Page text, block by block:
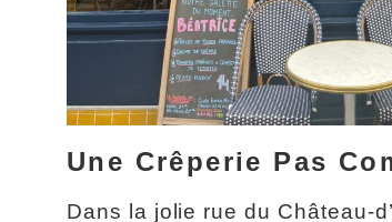
Une Crêperie Pas
Dans la jolie rue du Château-